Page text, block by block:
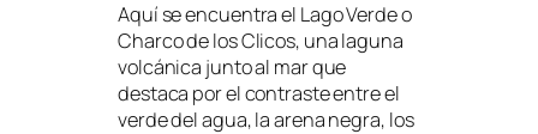
Aquí se encuentra el Lago Verde o
Charco de los Clicos, una laguna
volcánica junto al mar que
destaca por el contraste entre el
verde del agua, la arena negra, los